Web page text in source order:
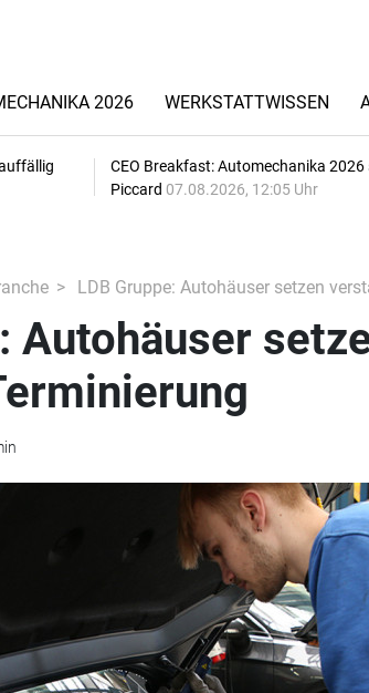
2026 WERKSTATTWISSEN
CEO Breakfast: Automechanika
Piccard 07.08.2026, 12:05 Uhr
LDB Gruppe: Autohäuser setzen
Autohäuser